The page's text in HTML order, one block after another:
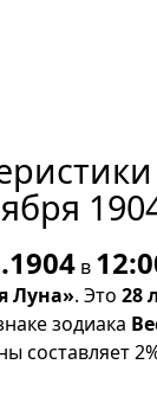
в
Луна». Это 28
зодиака
составляет